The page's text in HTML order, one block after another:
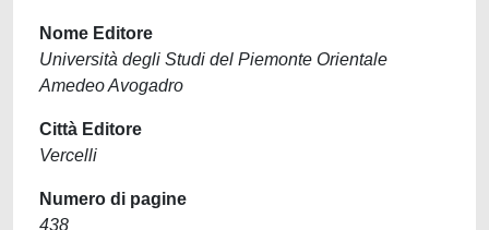
Nome Editore
Università degli Studi del Piemonte Orientale
Amedeo Avogadro
Città Editore
Vercelli
Numero di pagine
438